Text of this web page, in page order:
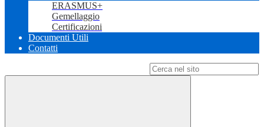
ERASMUS+
Gemellaggio
Certificazioni
Documenti Utili
Contatti